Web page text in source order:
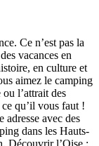
Ce n’est pas la
vacances en
en culture et
aimez le camping
l’attrait des
qu’il vous faut !
avec des
dans les Hauts-